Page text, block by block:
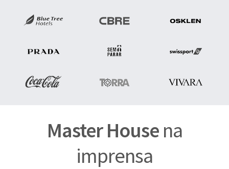
Master Housena
imprensa